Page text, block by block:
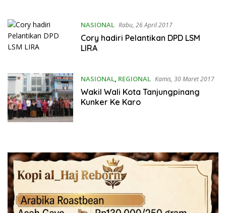
NASIONAL Rabu, 26 April 2017
Cory hadiri Pelantikan DPD LSM
LIRA
NASIONAL, REGIONAL Kamis, 30 Maret 2017
Wakil Wali Kota Tanjungpinang
Kunker Ke Karo